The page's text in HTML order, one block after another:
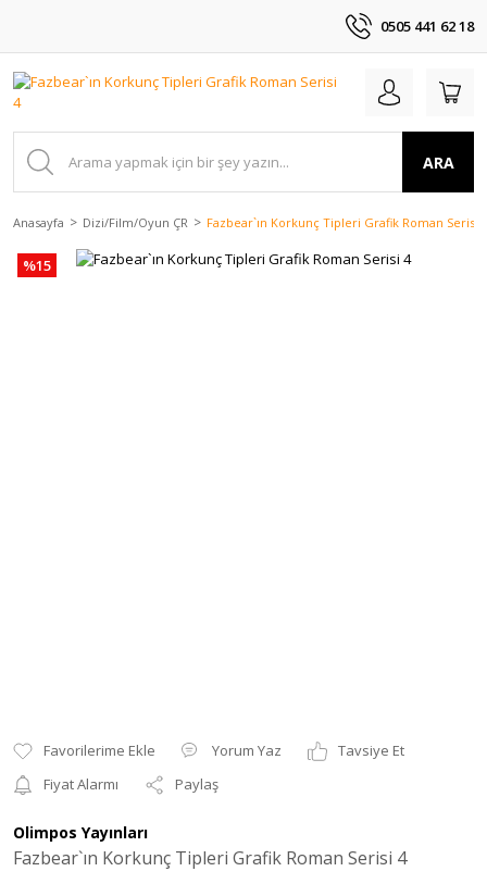
0505 441 62 18
ARA
Anasayfa Dizi/Film/Oyun ÇR Fazbear`ın Korkunç Tipleri Grafik Roman Serisi 4
%15
Yorum Yaz
Tavsiye Et
Fiyat Alarmı
Paylaş
Olimpos Yayınları
Fazbear`ın Korkunç Tipleri Grafik Roman Serisi 4